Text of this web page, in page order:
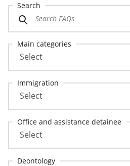
Search
Main categories
Immigration
Office and assistance detainee
Deontology